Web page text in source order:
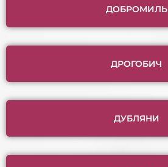
ДОБРОМИЛЬ
ДРОГОБИЧ
ДУБЛЯНИ